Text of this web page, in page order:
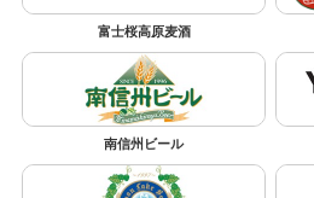
富士桜高原麦酒
南信州ビール